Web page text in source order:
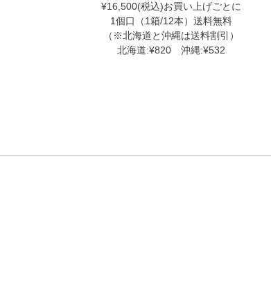
¥16,500(税込)お買い上げごとに
1個口（1箱/12本）送料無料
（※北海道と沖縄は送料割引）
北海道:¥820 沖縄:¥532